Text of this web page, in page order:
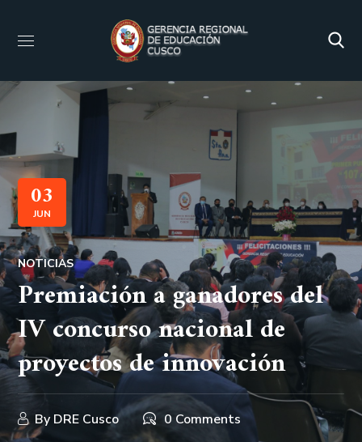
03
JUN
NOTICIAS
Premiación a ganadores del
IV concurso nacional de
proyectos de innovación
By DRE Cusco 0 Comments